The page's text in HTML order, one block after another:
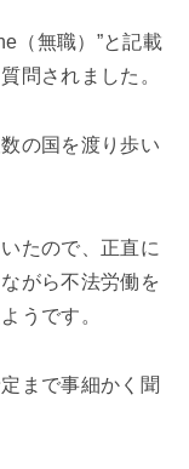
（無職）”と記載
問されました。
の国を渡り歩い
たので、正直に
がら不法労働を
うです。
まで事細かく聞